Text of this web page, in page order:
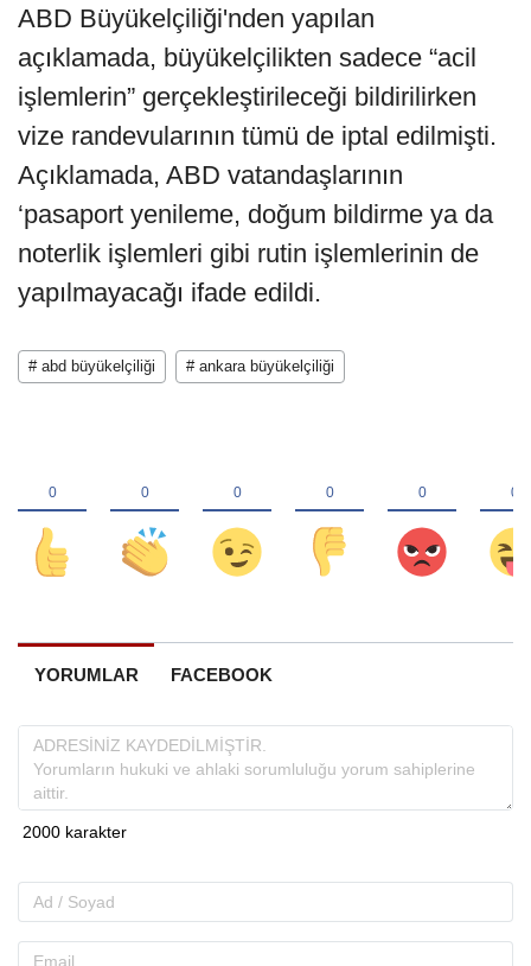
ABD Büyükelçiliği'nden yapılan
açıklamada, büyükelçilikten sadece “acil
işlemlerin” gerçekleştirileceği bildirilirken
vize randevularının tümü de iptal edilmişti.
Açıklamada, ABD vatandaşlarının
‘pasaport yenileme, doğum bildirme ya da
noterlik işlemleri gibi rutin işlemlerinin de
yapılmayacağı ifade edildi.
# abd büyükelçiliği # ankara büyükelçiliği
YORUMLAR FACEBOOK